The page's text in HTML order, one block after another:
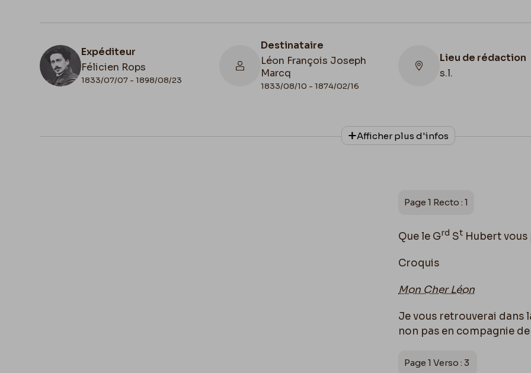
Expéditeur
Félicien Rops
1833/07/07 - 1898/08/23
Destinataire
Léon François Joseph
Marcq
1833/08/10 - 1874/02/16
Lieu de rédaction
s.l.
Lieu de
Collection privée
Afficher plus d'infos
Page 1 Recto : 1
Que le Grd St Hubert
Croquis
Mon Cher Léon
Je vous retrouverai dans
non pas en compagnie
Page 1 Verso : 3